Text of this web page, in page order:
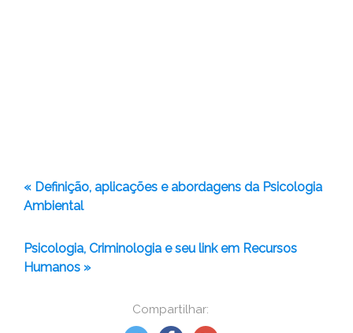
Compartilhar:
« Definição, aplicações e abordagens da Psicologia
Ambiental
Psicologia, Criminologia e seu link em Recursos
Humanos »